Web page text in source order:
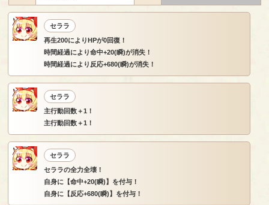
セララ
再生200によりHPが0回復！
時間経過により命中+20(瞬)が消失！
時間経過により反応+680(瞬)が消失！
セララ
主行動回数＋1！
主行動回数＋1！
セララ
セララの全力全壊！
自身に【命中+20(瞬)】を付与！
自身に【反応+680(瞬)】を付与！